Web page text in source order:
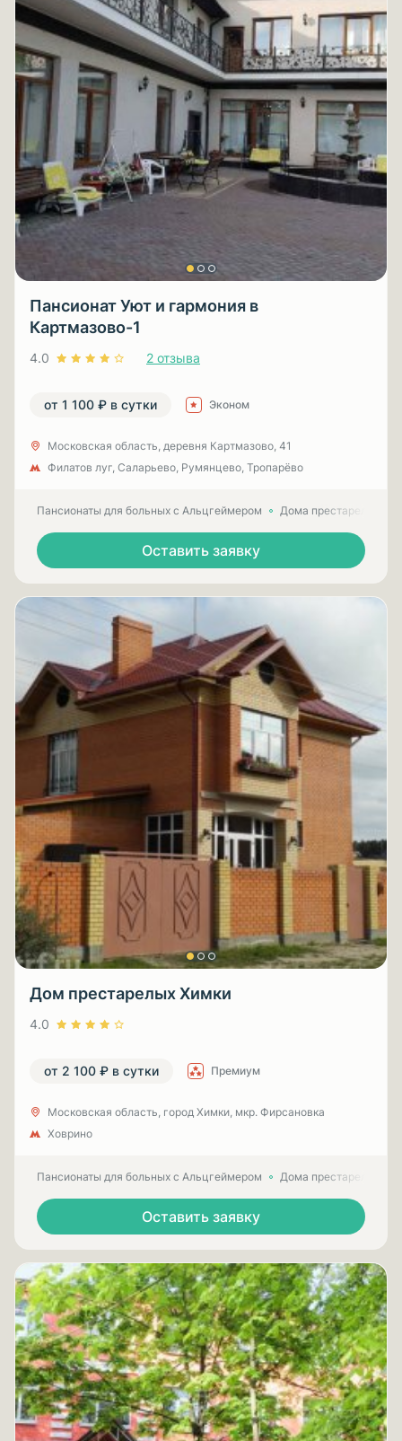
Пансионат Уют и гармония в
Картмазово-1
4.0 2 отзыва
от 1 100 ₽ в сутки Эконом
Московская область, деревня Картмазово, 41
Филатов луг, Саларьево, Румянцево, Тропарёво
Пансионаты для больных с Альцгеймером Дома престарелых
Оставить заявку
Дом престарелых Химки
4.0
от 2 100 ₽ в сутки Премиум
Московская область, город Химки, мкр. Фирсановка
Ховрино
Пансионаты для больных с Альцгеймером Дома престарелых
Оставить заявку